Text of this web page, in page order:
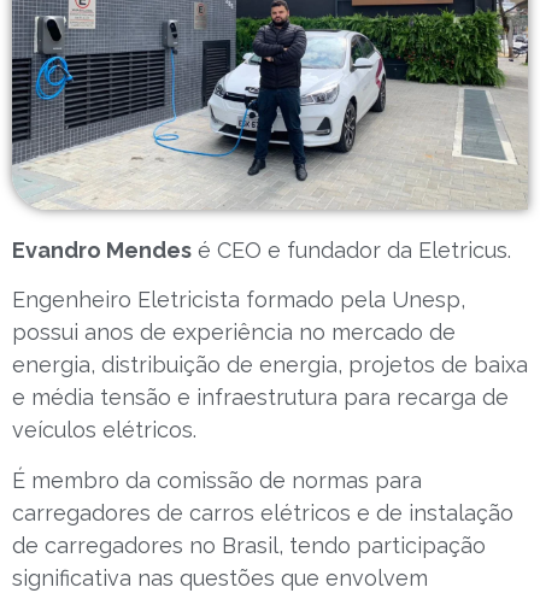
Evandro Mendes é CEO e fundador da Eletricus.
Engenheiro Eletricista formado pela Unesp,
possui anos de experiência no mercado de
energia, distribuição de energia, projetos de baixa
e média tensão e infraestrutura para recarga de
veículos elétricos.
É membro da comissão de normas para
carregadores de carros elétricos e de instalação
de carregadores no Brasil, tendo participação
significativa nas questões que envolvem